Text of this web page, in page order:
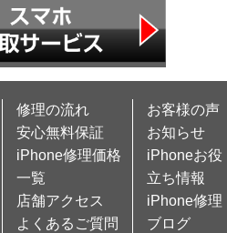
修理の流れ
安心無料保証
iPhone修理価格
一覧
店舗アクセス
よくあるご質問
お客様の声
お知らせ
iPhoneお役
立ち情報
iPhone修理
ブログ